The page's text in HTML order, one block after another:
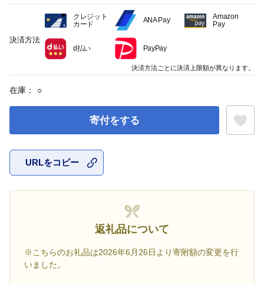
在庫： ○
寄付をする
URLをコピー
返礼品について
※こちらのお礼品は2026年6月26日より寄附額の変更を行
いました。
決済方法
クレジット
カード
ANA Pay
Amazon
Pay
d払い PayPay
決済方法ごとに決済上限額が異なります。